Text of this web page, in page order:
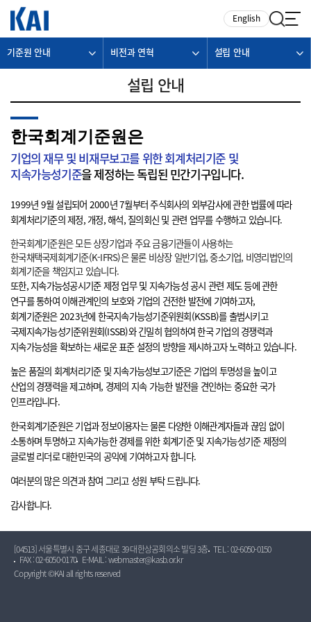
English
기준원 안내 비전과 연혁 설립 안내
설립 안내
한국회계기준원은
기업의 재무 및 비재무보고를 위한 회계처리기준 및
지속가능성기준을 제정하는 독립된 민간기구입니다.
1999년 9월 설립되어 2000년 7월부터 주식회사의 외부감사에 관한 법률에 따라
회계처리기준의 제정, 개정, 해석, 질의회신 및 관련 업무를 수행하고 있습니다.
한국회계기준원은 모든 상장기업과 주요 금융기관들이 사용하는
한국채택국제회계기준(K-IFRS)은 물론 비상장 일반기업, 중소기업, 비영리법인의
회계기준을 책임지고 있습니다.
또한, 지속가능성공시기준 제정 업무 및 지속가능성 공시 관련 제도 등에 관한
연구를 통하여 이해관계인의 보호와 기업의 건전한 발전에 기여하고자,
회계기준원은 2023년에 한국지속가능성기준위원회(KSSB)를 출범시키고
국제지속가능성기준위원회(ISSB)와 긴밀히 협의하여 한국 기업의 경쟁력과
지속가능성을 확보하는 새로운 표준 설정의 방향을 제시하고자 노력하고 있습니다.
높은 품질의 회계처리기준 및 지속가능성보고기준은 기업의 투명성을 높이고
산업의 경쟁력을 제고하며, 경제의 지속 가능한 발전을 견인하는 중요한 국가
인프라입니다.
한국회계기준원은 기업과 정보이용자는 물론 다양한 이해관계자들과 끊임 없이
소통하며 투명하고 지속가능한 경제를 위한 회계기준 및 지속가능성기준 제정의
글로벌 리더로 대한민국의 공익에 기여하고자 합니다.
여러분의 많은 의견과 참여 그리고 성원 부탁 드립니다.
감사합니다.
[04513] 서울특별시 중구 세종대로 39 대한상공회의소 빌딩 3층 TEL : 02-6050-0150
FAX : 02-6050-0170
E-MAIL : webmaster@kasb.or.kr
Copyright ©KAI all rights reserved